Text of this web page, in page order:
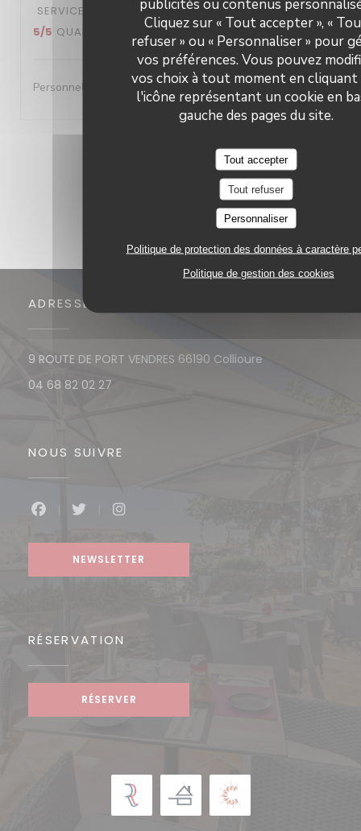
publicités ou contenus
Cliquez sur « Tout accepter », «
refuser » ou « Personnaliser » pour
vos préférences. Vous pouvez
vos choix à tout moment en cliquant
l'icône représentant un cookie en
gauche des pages du site.
Tout accepter
Tout refuser
Personnaliser
Politique de protection des données à caractère
Politique de gestion des cookies
SERVICE AMBIANCE: 5/5 CUISINE:
5/5 QUALITÉ / PRIX 5/5
Personnel très accueillant- A l'écoute- excellent repas
3
ADRESSE
9 ROUTE DE PORT VENDRES 66190 Collioure
04 68 82 02 27
NOUS SUIVRE
Facebook ((ouvre une nouvelle fenêtre))
NEWSLETTER
RÉSERVATION
RÉSERVER